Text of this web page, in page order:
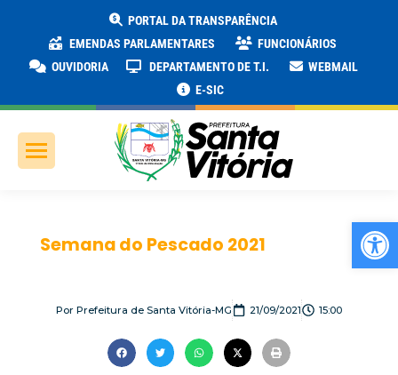
PORTAL DA TRANSPARÊNCIA
EMENDAS PARLAMENTARES
FUNCIONÁRIOS
OUVIDORIA
DEPARTAMENTO DE T.I.
WEBMAIL
E-SIC
Semana do Pescado 2021
Por Prefeitura de Santa Vitória-MG 21/09/2021 15:00